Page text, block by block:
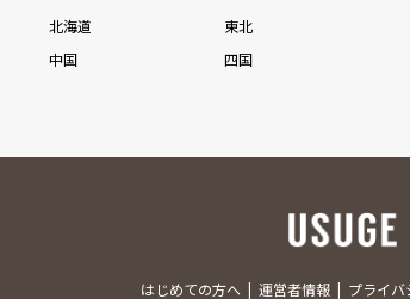
北海道
東北
中国
四国
はじめての方へ 運営者情報 プライバ